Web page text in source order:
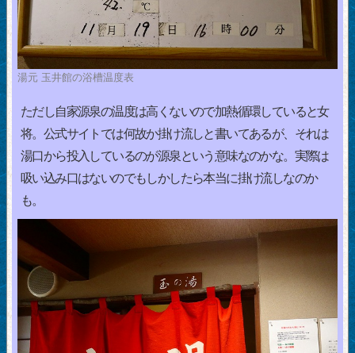
湯元 玉井館の浴槽温度表
ただし自家源泉の温度は高くないので加熱循環していると女
将。公式サイトでは何故か掛け流しと書いてあるが、それは
湯口から投入しているのが源泉という意味なのかな。実際は
吸い込み口はないのでもしかしたら本当に掛け流しなのか
も。